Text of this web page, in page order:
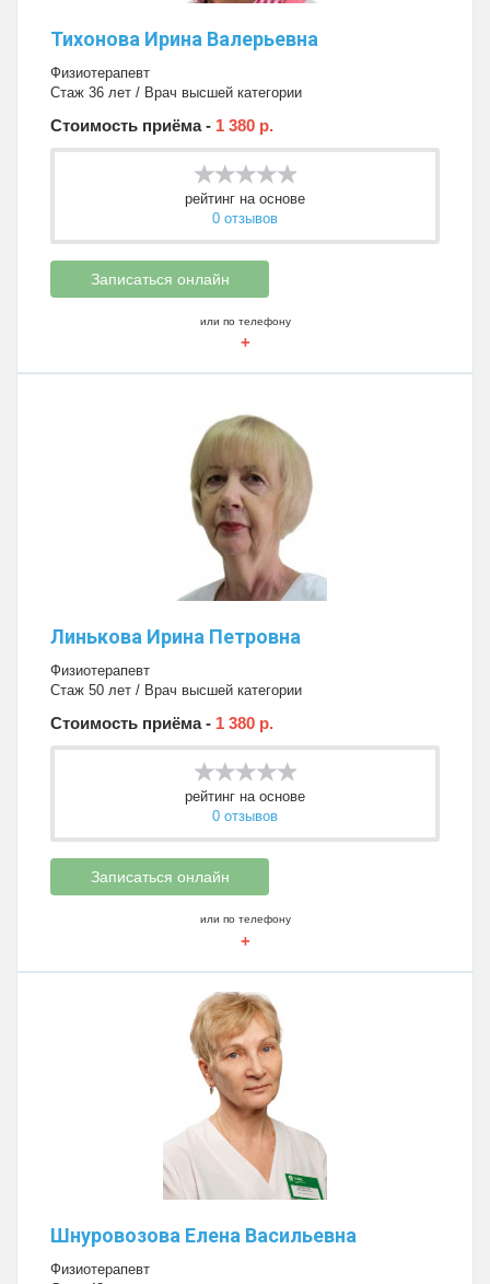
Тихонова Ирина Валерьевна
Физиотерапевт
Стаж 36 лет / Врач высшей категории
Стоимость приёма - 1 380 р.
рейтинг на основе
0 отзывов
Записаться онлайн
или по телефону
+
Линькова Ирина Петровна
Физиотерапевт
Стаж 50 лет / Врач высшей категории
Стоимость приёма - 1 380 р.
рейтинг на основе
0 отзывов
Записаться онлайн
или по телефону
+
Шнуровозова Елена Васильевна
Физиотерапевт